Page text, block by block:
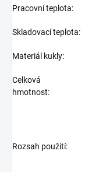
Pracovní teplota:
Skladovací teplota:
Materiál kukly:
Celková
hmotnost:
Rozsah použití: